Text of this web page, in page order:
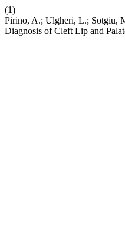
(1)
Pirino, A.; Ulgheri, L.; Sotgiu,
Diagnosis of Cleft Lip and